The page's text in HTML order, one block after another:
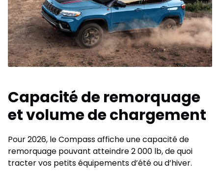
Capacité de remorquage
et volume de chargement
Pour 2026, le Compass affiche une capacité de
remorquage pouvant atteindre 2 000 lb, de quoi
tracter vos petits équipements d’été ou d’hiver.